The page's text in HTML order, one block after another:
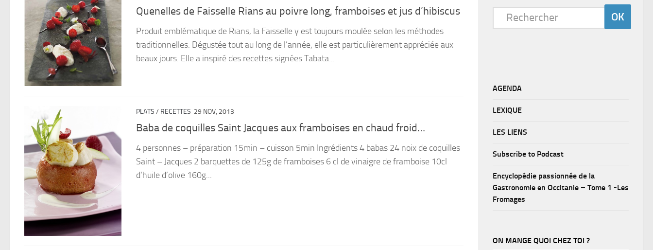
Quenelles de Faisselle Rians au poivre long, framboises et jus d’hibiscus
Produit emblématique de Rians, la Faisselle y est toujours moulée selon les méthodes
traditionnelles. Dégustée tout au long de l’année, elle est particulièrement appréciée aux
beaux jours. Elle a inspiré des recettes signées Tabata...
PLATS / RECETTES 29 NOV, 2013
Baba de coquilles Saint Jacques aux framboises en chaud froid…
4 personnes – préparation 15min – cuisson 5min Ingrédients 4 babas 24 noix de coquilles
Saint – Jacques 2 barquettes de 125g de framboises 6 cl de vinaigre de framboise 10cl
d’huile d’olive 160g...
AGENDA
LEXIQUE
LES LIENS
Subscribe to Podcast
Encyclopédie passionnée de la
Gastronomie en Occitanie – Tome 1 -Les
Fromages
ON MANGE QUOI CHEZ TOI ?